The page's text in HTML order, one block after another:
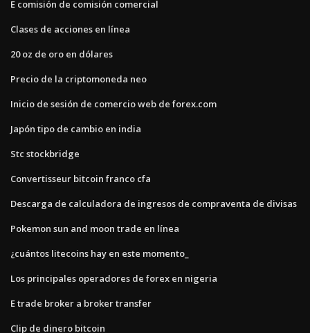
E comisión de comisión comercial
Clases de acciones en línea
20 oz de oro en dólares
Precio de la criptomoneda neo
Inicio de sesión de comercio web de forex.com
Japón tipo de cambio en india
Stc stockbridge
Convertisseur bitcoin franco cfa
Descarga de calculadora de ingresos de compraventa de divisas
Pokemon sun and moon trade en línea
¿cuántos litecoins hay en este momento_
Los principales operadores de forex en nigeria
E trade broker a broker transfer
Clip de dinero bitcoin